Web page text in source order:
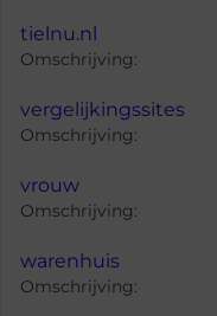
tielnu.nl
Omschrijving:
vergelijkingssites
Omschrijving:
vrouw
Omschrijving:
warenhuis
Omschrijving: